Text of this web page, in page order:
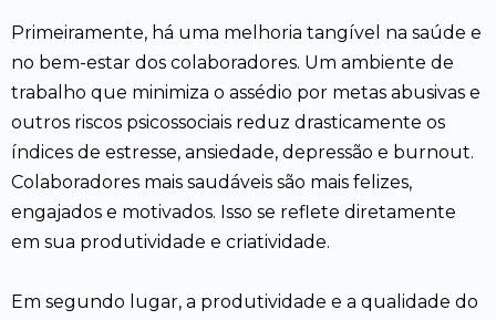
Primeiramente, há uma melhoria tangível na saúde e
no bem-estar dos colaboradores. Um ambiente de
trabalho que minimiza o assédio por metas abusivas e
outros riscos psicossociais reduz drasticamente os
índices de estresse, ansiedade, depressão e burnout.
Colaboradores mais saudáveis são mais felizes,
engajados e motivados. Isso se reflete diretamente
em sua produtividade e criatividade.
Em segundo lugar, a produtividade e a qualidade do